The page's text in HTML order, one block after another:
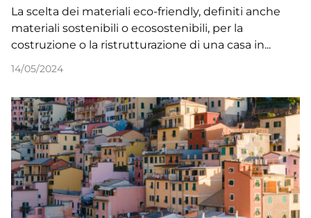
La scelta dei materiali eco-friendly, definiti anche
materiali sostenibili o ecosostenibili, per la
costruzione o la ristrutturazione di una casa in...
14/05/2024